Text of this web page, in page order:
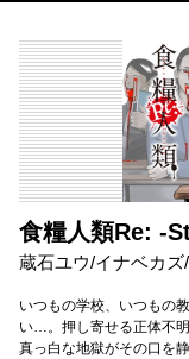
食糧人類Re: -
蔵石ユウ/イナベカズ/
いつもの学校、いつもの
い…。押し寄せる正体不
真っ白な地獄がその口を